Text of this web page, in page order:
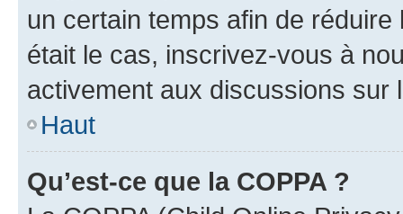
un certain temps afin de
était le cas, inscrivez-vous à
activement aux discussions sur
Haut
Qu’est-ce que la COPPA ?